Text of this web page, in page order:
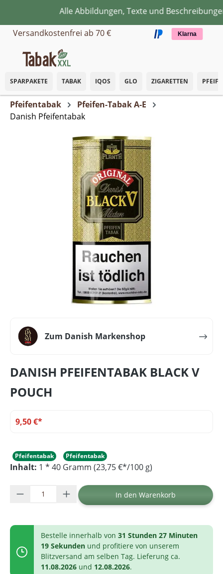
Zum Hauptinhalt springenAlle Abbildungen, Texte und
Versandkostenfrei ab 70 €
Klarna
SPARPAKETE TABAK IQOS GLO ZIGARETTEN
Pfeifentabak
Pfeifen-Tabak A-E
Danish Pfeifentabak
Zum Danish Markenshop
DANISH PFEIFENTABAK BLACK V
POUCH
9,50 €*
Pfeifentabak Pfeifentabak
Inhalt: 1 * 40 Gramm (23,75 €*/100 g)
Produkt Anzahl: Gib den gewünschten
In den Warenkorb
Bestelle innerhalb von 31 Stunden 27 Minuten
19 Sekunden und profitiere von unserem
Blitzversand am selben Tag. Lieferung ca.
11.08.2026 und 12.08.2026.